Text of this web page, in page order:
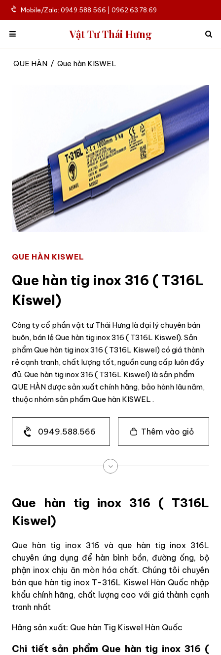
Mobile/Zalo: 0949.588.566 | 0962.63.78.69
Vật Tư Thái Hưng
QUE HÀN / Que hàn KISWEL
QUE HÀN KISWEL
Que hàn tig inox 316 ( T316L
Kiswel)
Công ty cổ phần vật tư Thái Hưng là đại lý chuyên bán
buôn, bán lẻ Que hàn tig inox 316 ( T316L Kiswel). Sản
phẩm Que hàn tig inox 316 ( T316L Kiswel) có giá thành
rẻ cạnh tranh, chất lượng tốt, nguồn cung cấp luôn đầy
đủ. Que hàn tig inox 316 ( T316L Kiswel) là sản phẩm
QUE HÀN được sản xuất chính hãng, bảo hành lâu năm,
thuộc nhóm sản phẩm Que hàn KISWEL .
0949.588.566 Thêm vào giỏ
Que hàn tig inox 316 ( T316L
Kiswel)
Que hàn tig inox 316 và que hàn tig inox 316L
chuyên ứng dụng để hàn bình bồn, đường ống, bộ
phận inox chịu ăn mòn hóa chất. Chúng tôi chuyên
bán que hàn tig inox T-316L Kiswel Hàn Quốc nhập
khẩu chính hãng, chất lượng cao với giá thành cạnh
tranh nhất
Hãng sản xuất: Que hàn Tig Kiswel Hàn Quốc
Chi tiết sản phẩm Que hàn tig inox 316 (